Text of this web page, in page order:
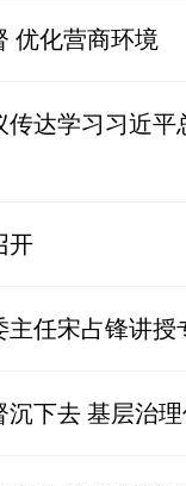
优化营商环境
达学习习近
开
主任宋占锋讲授
下去 基层治